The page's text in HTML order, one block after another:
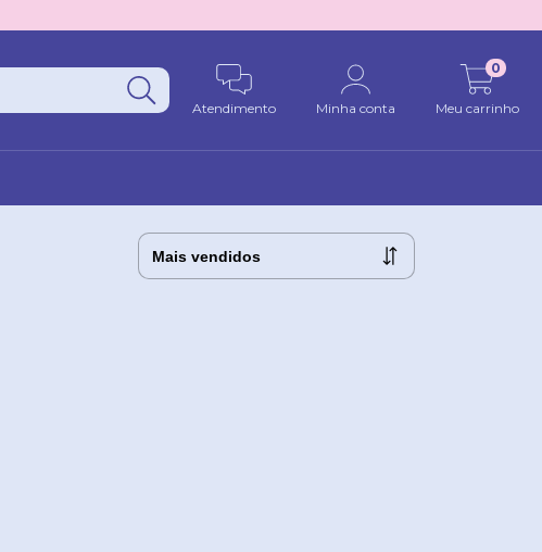
Atendimento Minha conta Meu carrinho
0